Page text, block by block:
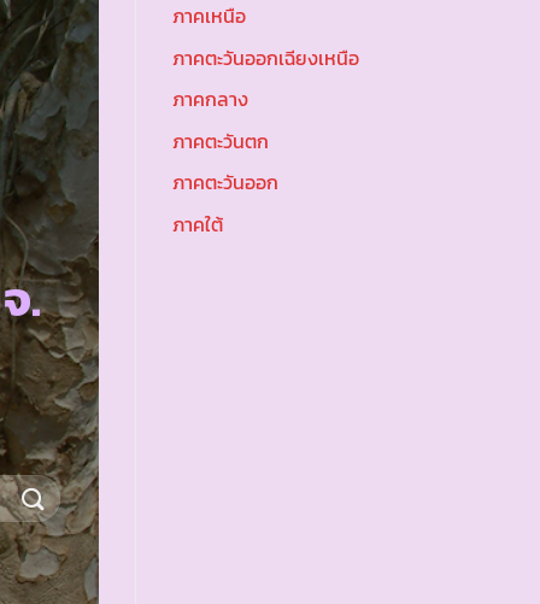
.
ภาคเหนือ
ภาคตะวันออกเฉียงเหนือ
ภาคกลาง
ภาคตะวันตก
ภาคตะวันออก
ภาคใต้